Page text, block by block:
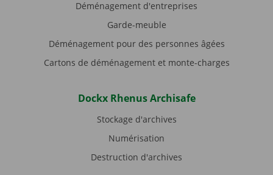
Déménagement d'entreprises
Garde-meuble
Déménagement pour des personnes âgées
Cartons de déménagement et monte-charges
Dockx Rhenus Archisafe
Stockage d'archives
Numérisation
Destruction d'archives